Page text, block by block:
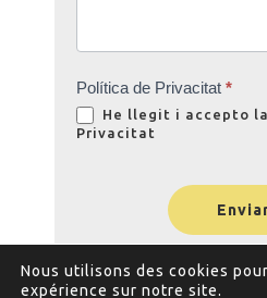
Política de Privacitat *
He llegit i accepto la
Privacitat
Nous utilisons des cookies
expérience sur notre site.